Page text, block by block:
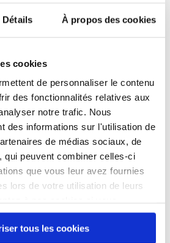
Détails À propos des cookies
cookies
de personnaliser le contenu
des fonctionnalités relatives aux
notre trafic. Nous
des informations sur l'utilisation de
de médias sociaux, de
qui peuvent combiner celles-ci
que vous leur avez fournies
lors de votre utilisation de leurs
site Web.
tous les cookies
du
: